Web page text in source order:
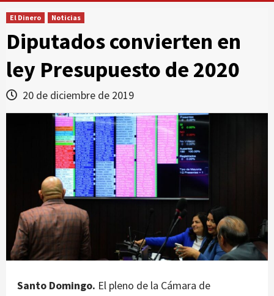
El Dinero Noticias
Diputados convierten en
ley Presupuesto de 2020
20 de diciembre de 2019
Santo Domingo. El pleno de la Cámara de